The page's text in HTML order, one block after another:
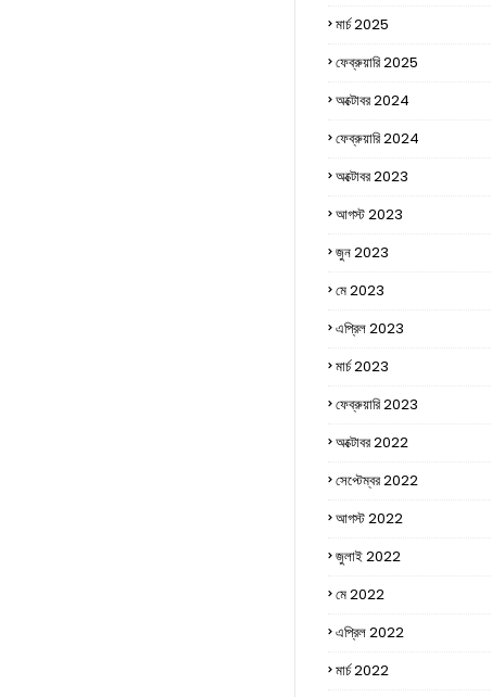
মার্চ 2025
ফেব্রুয়ারি 2025
অক্টোবর 2024
ফেব্রুয়ারি 2024
অক্টোবর 2023
আগস্ট 2023
জুন 2023
মে 2023
এপ্রিল 2023
মার্চ 2023
ফেব্রুয়ারি 2023
অক্টোবর 2022
সেপ্টেম্বর 2022
আগস্ট 2022
জুলাই 2022
মে 2022
এপ্রিল 2022
মার্চ 2022